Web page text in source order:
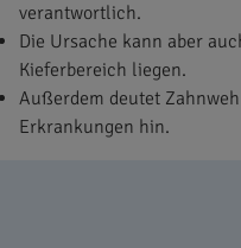
verantwortlich.
Die Ursache kann aber
Kieferbereich liegen.
Außerdem deutet
Erkrankungen hin.